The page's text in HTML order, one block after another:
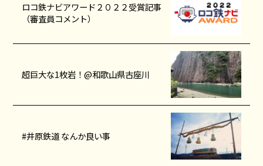
ロコ鉄ナビアワード２０２２受賞記事
（審査員コメント）
超巨大な1枚岩！@和歌山県古座川
#井原鉄道 なんか良い事